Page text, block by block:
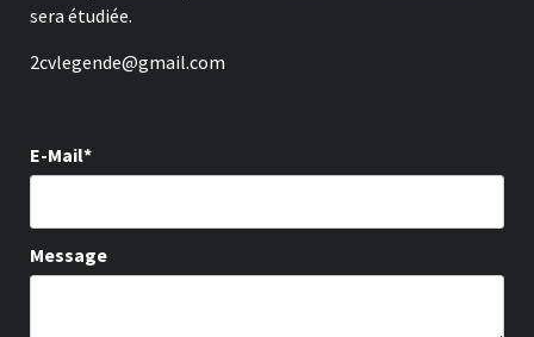
sera étudiée.
2cvlegende@gmail.com
E-Mail*
Message